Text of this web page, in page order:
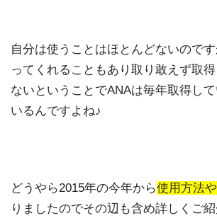
自分は使うことはほとんどないので
ってくれることもあり取り敢えず取
ないということでANAは毎年取得し
いるんですよね♪
どうやら2015年の今年から使用方法
りましたのでその辺も含め詳しくご